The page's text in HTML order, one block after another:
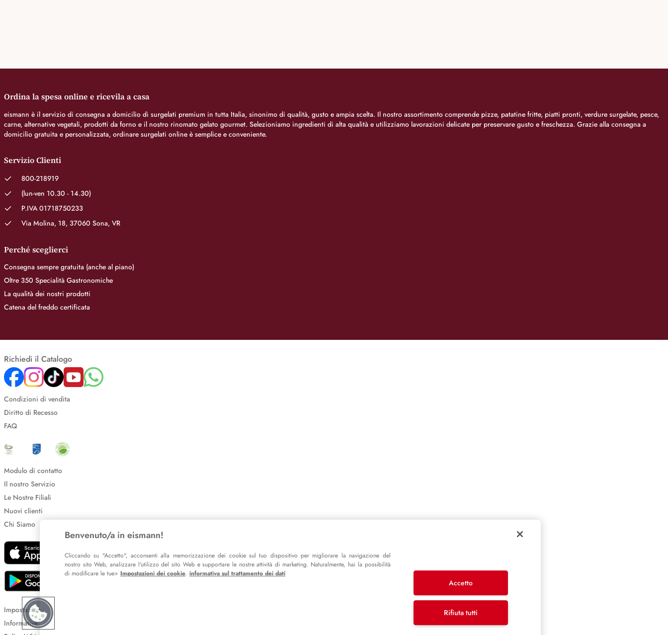
Ordina la spesa online e ricevila a casa
eismann è il servizio di consegna a domicilio di surgelati premium in tutta Italia, sinonimo di qualità, gusto e ampia scelta. Il nostro assortimento comprende pizze, patatine fritte, piatti pronti, verdure surgelate, pesce,
carne, alternative vegetali, prodotti da forno e il nostro rinomato gelato gourmet. Selezioniamo ingredienti di alta qualità e utilizziamo lavorazioni delicate per preservare gusto e freschezza. Grazie alla consegna a
domicilio gratuita e personalizzata, ordinare surgelati online è semplice e conveniente.
Servizio Clienti
800-218919
(lun-ven 10.30 - 14.30)
P.IVA 01718750233
Via Molina, 18, 37060 Sona, VR
Perché sceglierci
Consegna sempre gratuita (anche al piano)
Oltre 350 Specialità Gastronomiche
La qualità dei nostri prodotti
Catena del freddo certificata
Richiedi il Catalogo
Condizioni di vendita
Diritto di Recesso
FAQ
Modulo di contatto
Il nostro Servizio
Le Nostre Filiali
Nuovi clienti
Chi Siamo
Impostazione dei cookie
Informative sulla privacy
Benvenuto/a in eismann!
Cliccando su "Accetto", acconsenti alla memorizzazione dei cookie sul tuo dispositivo per migliorare la navigazione del
nostro sito Web, analizzare l'utilizzo del sito Web e supportare le nostre attività di marketing. Naturalmente, hai la possibilità
di modificare le tue> Impostazioni dei cookie. informativa sul trattamento dei dati
Accetto
Rifiuta tutti